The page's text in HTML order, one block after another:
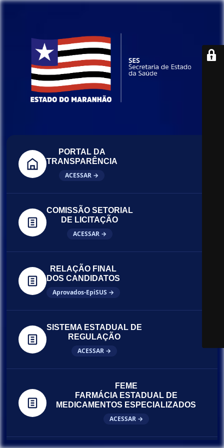
PORTAL DA
TRANSPARÊNCIA
ACESSAR →
COMISSÃO SETORIAL
DE LICITAÇÃO
ACESSAR →
RELAÇÃO FINAL
DOS CANDIDATOS
Aprovados-EpiSUS →
SISTEMA ESTADUAL DE
REGULAÇÃO
ACESSAR →
FEME
FARMÁCIA ESTADUAL DE
MEDICAMENTOS ESPECIALIZADOS
ACESSAR →